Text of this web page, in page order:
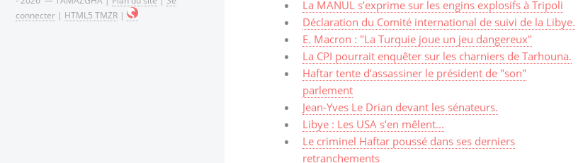
La MANUL s’exprime sur les engins explosifs à Tripoli
Déclaration du Comité international de suivi de la Libye.
E. Macron : "La Turquie joue un jeu dangereux"
La CPI pourrait enquêter sur les charniers de Tarhouna.
Haftar tente d’assassiner le président de "son"
parlement
Jean-Yves Le Drian devant les sénateurs.
Libye : Les USA s’en mêlent...
Le criminel Haftar poussé dans ses derniers
retranchements
connecter | HTML5 TMZR |